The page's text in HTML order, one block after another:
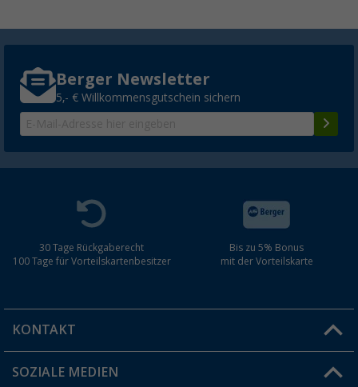
Berger Newsletter
5,- € Willkommensgutschein sichern
30 Tage Rückgaberecht
100 Tage für Vorteilskartenbesitzer
Bis zu 5% Bonus
mit der Vorteilskarte
KONTAKT
Du hast eine Frage?
SOZIALE MEDIEN